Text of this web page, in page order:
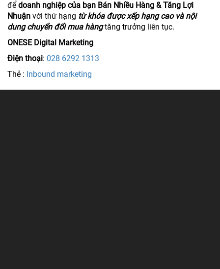
để doanh nghiệp của bạn Bán Nhiều Hàng & Tăng Lợi
Nhuận với thứ hạng từ khóa được xếp hạng cao và nội
dung chuyển đổi mua hàngtăng trưởng liên tục.
ONESE Digital Marketing
Điện thoại: 028 6292 1313
Thẻ : Inbound marketing